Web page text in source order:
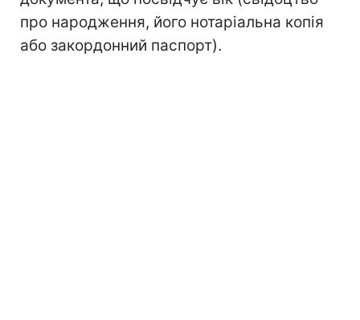
про народження, його нотаріальна копія
або закордонний паспорт).